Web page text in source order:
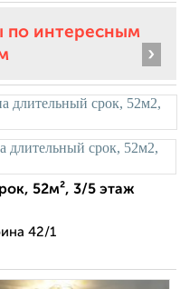
по интересным
›
52м², 3/5 этаж
42/1